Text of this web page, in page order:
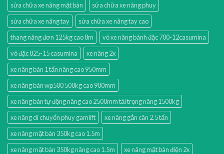
sửa chữa xe nâng mặt bàn
sửa chữa xe nâng phuy
sửa chữa xe nâng tay
sửa chữa xe nâng tay cao
thang nâng đơn 125kg cao 8m
vỏ xe nâng bánh đặc 700-12casumina
vỏ đặc 825-15 casumina
xe nâng 2x
xe nâng bàn 1 tấn nâng cao 950mm
xe nâng bàn wp500 500kg cao 900mm
xe nâng bán tự động nâng cao 2500mm tải trọng nâng 1500kg
xe nâng di chuyển phuy gamlift
xe nâng gắn cân 2.5 tấn
xe nâng mặt bàn 350kg cao 1.5m
xe nâng mặt bàn 350kg nâng cao 1.5m
xe nâng mặt bàn điện 2x